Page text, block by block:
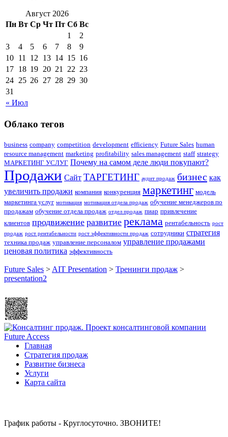
Август 2026
Пн Вт Ср Чт Пт Сб Вс
« Июл
1
2
3
4 5 6 7 8
9
10 11 12 13 14 15 16
17 18 19 20 21 22 23
24 25 26 27 28 29 30
31
Облако тегов
business company competition development efficiency Future Sales human
resource management marketing profitability sales management staff strategy
МАРКЕТИНГ УСЛУГ Почему на самом деле люди покупают?
Продажи Сайт ТАРГЕТИНГ аудит продаж бизнес как
увеличить продажи компания конкуренция маркетинг модель
маркетинга услуг мотивация мотивация отдела продаж обучение менеджеров по
продажам обучение отдела продаж отдел продаж пиар привлечение
клиентов продвижение развитие реклама рентабельность рост
продаж рост рентабельности рост эффективности продаж сотрудники стратегия
техника продаж управление персоналом управление продажами
ценовая политика эффективность
Future Sales > AIT Presentation > Тренинги продаж >
presentation2
Главная
Стратегия продаж
Развитие бизнеса
Услуги
Карта сайта
График работы - Круглосуточно. ЗВОНИТЕ!